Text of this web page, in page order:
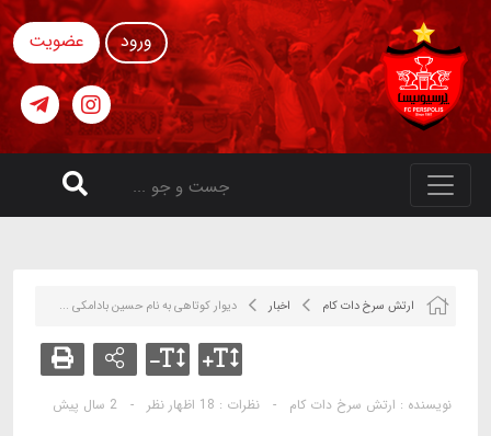
ورود عضویت
ارتش سرخ دات کام اخبار دیوار کوتاهی به نام حسین بادامکی ...
نویسنده : ارتش سرخ دات کام - نظرات : 18 اظهار نظر - 2 سال پیش